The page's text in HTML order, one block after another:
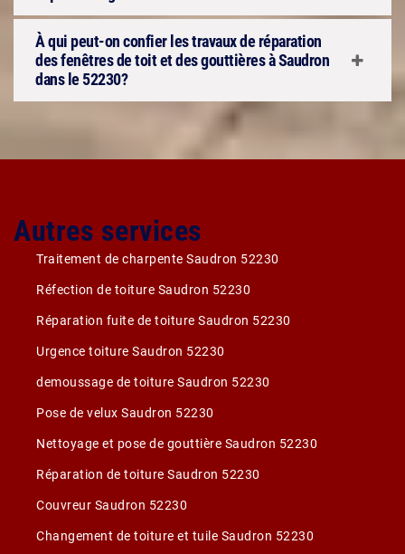
À qui peut-on confier les travaux de réparation
des fenêtres de toit et des gouttières à Saudron
dans le 52230?
Autres services
Traitement de charpente Saudron 52230
Réfection de toiture Saudron 52230
Réparation fuite de toiture Saudron 52230
Urgence toiture Saudron 52230
demoussage de toiture Saudron 52230
Pose de velux Saudron 52230
Nettoyage et pose de gouttière Saudron 52230
Réparation de toiture Saudron 52230
Couvreur Saudron 52230
Changement de toiture et tuile Saudron 52230